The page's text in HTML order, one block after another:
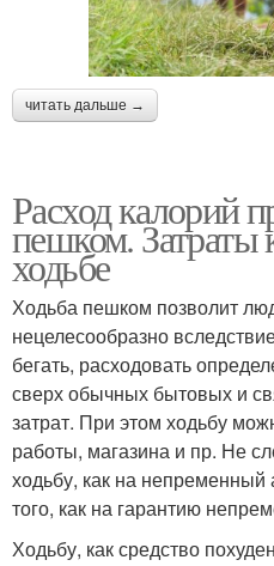
читать дальше →
Расход калорий
пешком. Затраты
ходьбе
Ходьба пешком позволит
нецелесообразно
бегать, расходовать
сверх обычных бытовых и
затрат. При этом ходьбу
работы, магазина и пр. Не
ходьбу, как на непременный
того, как на гарантию
Ходьбу, как средство